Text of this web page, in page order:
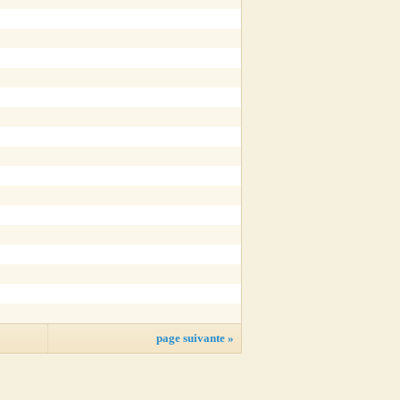
page suivante »